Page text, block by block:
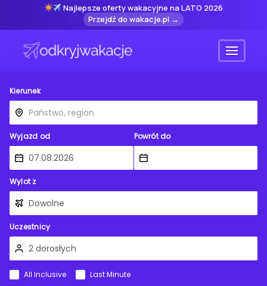
Najlepsze oferty wakacyjne na LATO 2026
Przejdź do wakacje.pl →
Menu
Kierunek
Wyjazd od Powrót do
Wylot z
Uczestnicy
All Inclusive Last Minute